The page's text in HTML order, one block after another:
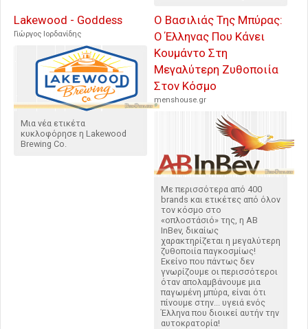
Lakewood - Goddess
Γιώργος Ιορδανίδης
Μια νέα ετικέτα
κυκλοφόρησε η Lakewood
Brewing Co.
Ο Βασιλιάς Της Μπύρας:
Ο Έλληνας Που Κάνει
Κουμάντο Στη
Μεγαλύτερη Ζυθοποιία
Στον Κόσμο
menshouse.gr
Με περισσότερα από 400
brands και ετικέτες από όλον
τον κόσμο στο
«οπλοστάσιό» της, η AB
InBev, δικαίως
χαρακτηρίζεται η μεγαλύτερη
ζυθοποιία παγκοσμίως!
Εκείνο που πάντως δεν
γνωρίζουμε οι περισσότεροι
όταν απολαμβάνουμε μια
παγωμένη μπύρα, είναι ότι
πίνουμε στην... υγειά ενός
Έλληνα που διοικεί αυτήν την
αυτοκρατορία!